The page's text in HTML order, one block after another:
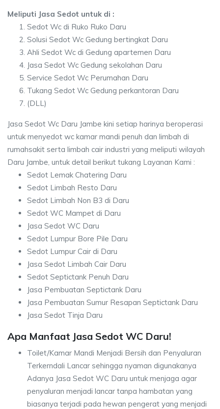
Meliputi Jasa Sedot untuk di :
Sedot Wc di Ruko Ruko Daru
Solusi Sedot Wc Gedung bertingkat Daru
Ahli Sedot Wc di Gedung apartemen Daru
Jasa Sedot Wc Gedung sekolahan Daru
Service Sedot Wc Perumahan Daru
Tukang Sedot Wc Gedung perkantoran Daru
(DLL)
Jasa Sedot Wc Daru Jambe kini setiap harinya beroperasi
untuk menyedot wc kamar mandi penuh dan limbah di
rumahsakit serta limbah cair industri yang meliputi wilayah
Daru Jambe, untuk detail berikut tukang Layanan Kami :
Sedot Lemak Chatering Daru
Sedot Limbah Resto Daru
Sedot Limbah Non B3 di Daru
Sedot WC Mampet di Daru
Jasa Sedot WC Daru
Sedot Lumpur Bore Pile Daru
Sedot Lumpur Cair di Daru
Jasa Sedot Limbah Cair Daru
Sedot Septictank Penuh Daru
Jasa Pembuatan Septictank Daru
Jasa Pembuatan Sumur Resapan Septictank Daru
Jasa Sedot Tinja Daru
Apa Manfaat Jasa Sedot WC Daru!
Toilet/Kamar Mandi Menjadi Bersih dan Penyaluran
Terkerndali Lancar sehingga nyaman digunakanya
Adanya Jasa Sedot WC Daru untuk menjaga agar
penyaluran menjadi lancar tanpa hambatan yang
biasanya terjadi pada hewan pengerat yang menjadi